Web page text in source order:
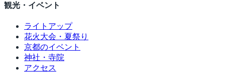
観光・イベント
ライトアップ
花火大会・夏祭り
京都のイベント
神社・寺院
アクセス